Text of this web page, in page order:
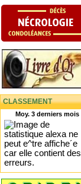
CLASSEMENT
Moy. 3 derniers mois